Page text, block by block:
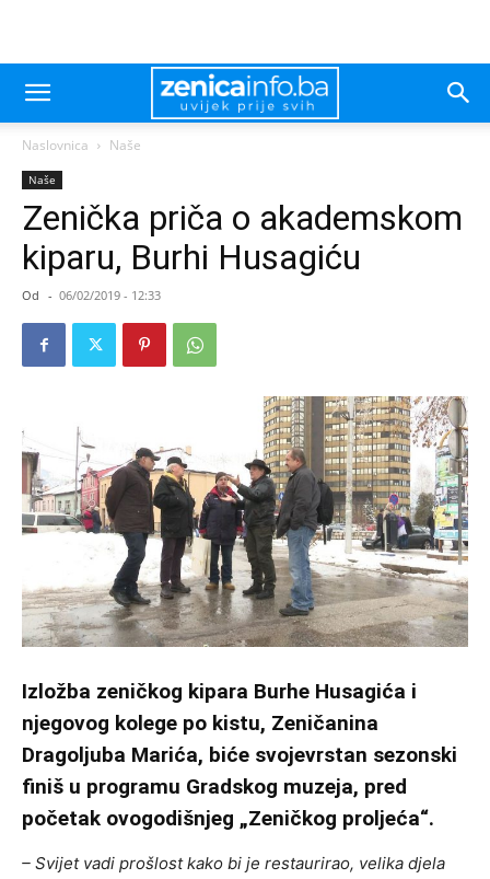
Naslovnica Naše
Naše
Zenička priča o akademskom
kiparu, Burhi Husagiću
Od - 06/02/2019 - 12:33
Izložba zeničkog kipara Burhe Husagića i
njegovog kolege po kistu, Zeničanina
Dragoljuba Marića, biće svojevrstan sezonski
finiš u programu Gradskog muzeja, pred
početak ovogodišnjeg „Zeničkog proljeća“.
– Svijet vadi prošlost kako bi je restaurirao, velika djela